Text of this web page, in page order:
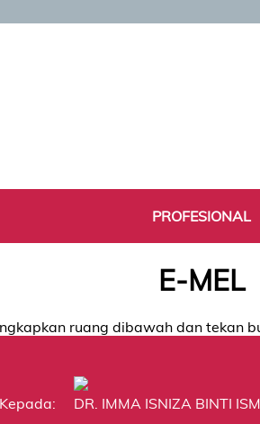
PROFESIONAL
E-MEL
ruang dibawah dan tekan
Kepada:
DR. IMMA ISNIZA BINTI